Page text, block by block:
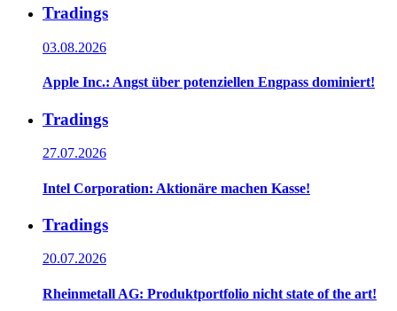
Tradings
03.08.2026
Apple Inc.: Angst über potenziellen Engpass dominiert!
Tradings
27.07.2026
Intel Corporation: Aktionäre machen Kasse!
Tradings
20.07.2026
Rheinmetall AG: Produktportfolio nicht state of the art!